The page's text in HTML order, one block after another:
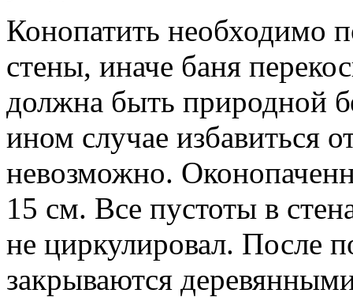
Конопатить необходимо
стены, иначе баня
должна быть природной
ином случае избавиться
невозможно.
15 см. Все пустоты в
не циркулировал. После
закрываются